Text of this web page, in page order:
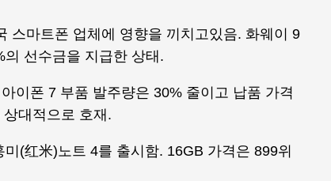
스마트폰 업체에 영향을 끼치고있음. 화웨이 9
선수금을 지급한 상태.
이폰 7 부품 발주량은 30% 줄이고 납품 가격
대적으로 호재.
(红米)노트 4를 출시함. 16GB 가격은 899위